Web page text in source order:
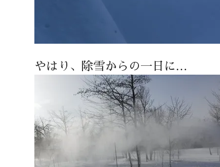
やはり、除雪からの一日に…